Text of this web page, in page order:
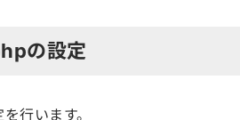
の設定
行います。